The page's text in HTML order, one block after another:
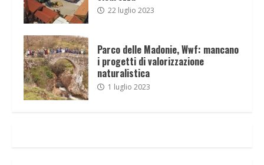
22 luglio 2023
Parco delle Madonie, Wwf: mancano
i progetti di valorizzazione
naturalistica
1 luglio 2023